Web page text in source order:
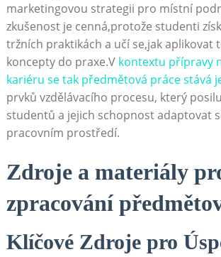
marketingovou strategii pro místní
zkušenost je cenná,protože studenti
tržních praktikách a učí se,jak aplikovat
koncepty⁣ do praxe.V kontextu přípravy
kariéru se tak předmětová práce stává⁣
prvků vzdělávacího procesu, který
studentů a jejich schopnost adaptovat
pracovním prostředí.
Zdroje a materiály
zpracování
Klíčové Zdroje pro